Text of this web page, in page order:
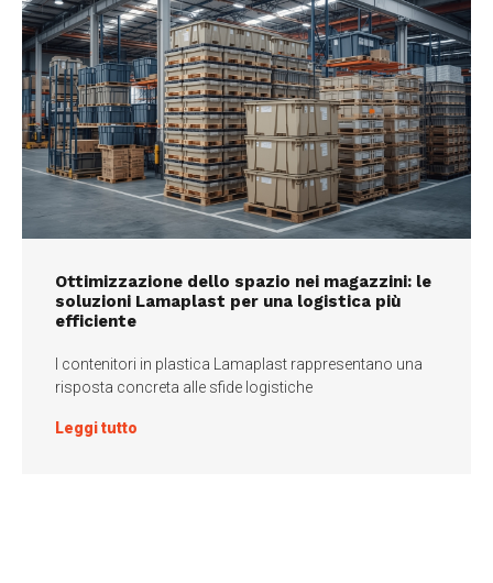
Ottimizzazione dello spazio nei magazzini: le
soluzioni Lamaplast per una logistica più
efficiente
I contenitori in plastica Lamaplast rappresentano una
risposta concreta alle sfide logistiche
Leggi tutto